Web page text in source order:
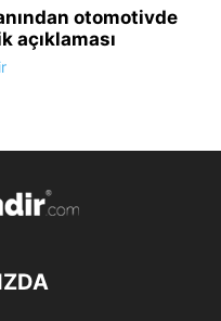
otomotivde
açıklaması